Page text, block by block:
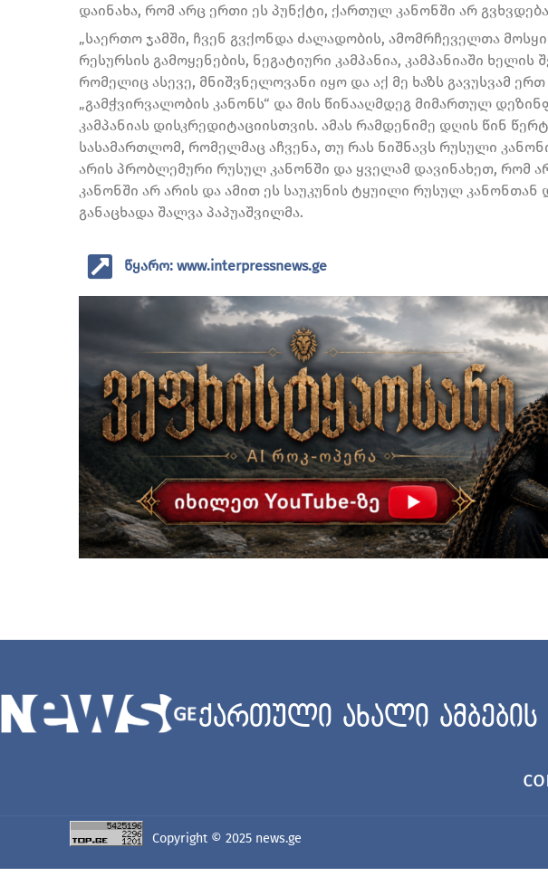
დაინახა, რომ არც ერთი ეს პუნქტი, ქართულ კანონში არ
„საერთო ჯამში, ჩვენ გვქონდა ძალადობის, ამომრჩეველთა
რესურსის გამოყენების, ნეგატიური კამპანია, კამპანიაში
რომელიც ასევე, მნიშვნელოვანი იყო და აქ მე ხაზს გავუსვამ
„გამჭვირვალობის კანონს“ და მის წინააღმდეგ მიმართულ
კამპანიას დისკრედიტაციისთვის. ამას რამდენიმე დღის წინ
სასამართლომ, რომელმაც აჩვენა, თუ რას ნიშნავს რუსული
არის პრობლემური რუსულ კანონში და ყველამ დავინახეთ, რომ
კანონში არ არის და ამით ეს საუკუნის ტყუილი რუსულ კანონთან
განაცხადა შალვა პაპუაშვილმა.
წყარო: www.interpressnews.ge
ქართული ახალი
Copyright © 2025 news.ge